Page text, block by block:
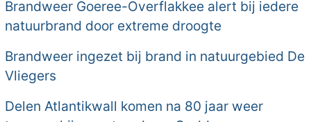
Brandweer Goeree-Overflakkee alert bij iedere
natuurbrand door extreme droogte
Brandweer ingezet bij brand in natuurgebied De
Vliegers
Delen Atlantikwall komen na 80 jaar weer